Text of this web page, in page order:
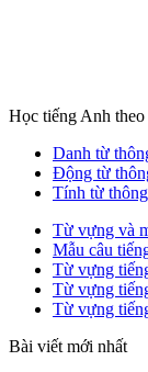
Học tiếng Anh theo
Danh từ
Động từ
Tính từ
Từ vựng và
Mẫu câu
Từ vựng
Từ vựng
Từ vựng
Bài viết mới nhất